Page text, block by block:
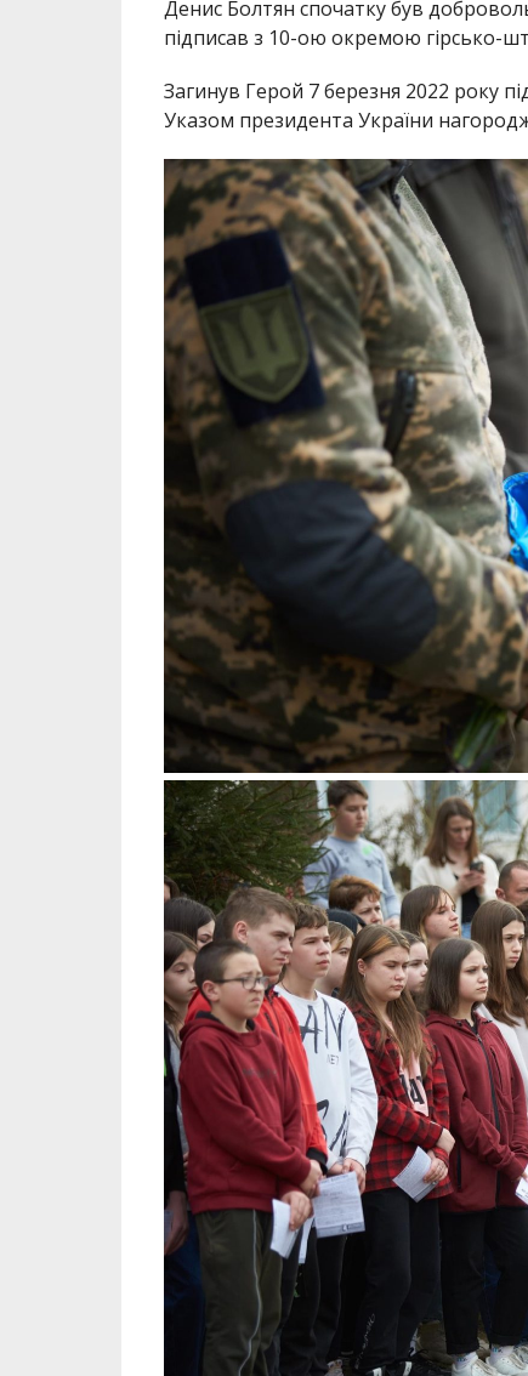
Денис Болтян спочатку був
підписав з 10-ою окремою гірсько-
Загинув Герой 7 березня 2022 року
Указом президента України